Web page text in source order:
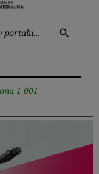
search
1 001